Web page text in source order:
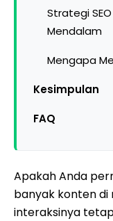
Strategi
Mendalam
Mengapa
Kesimpulan
FAQ
Apakah Anda
banyak konten di
interaksinya